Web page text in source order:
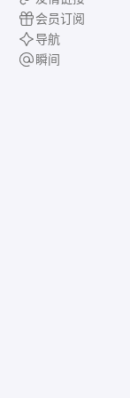
会员订阅
导航
瞬间